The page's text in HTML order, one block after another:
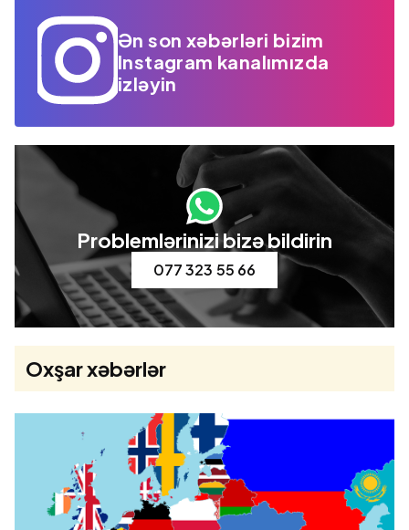
Ən son xəbərləri bizim
Instagram kanalımızda
izləyin
Problemlərinizi bizə bildirin
077 323 55 66
Oxşar xəbərlər